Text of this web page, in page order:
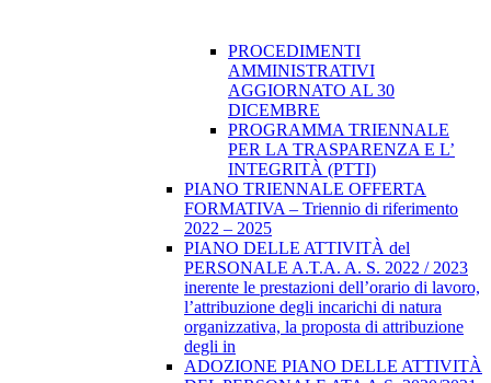
PROCEDIMENTI
AMMINISTRATIVI
AGGIORNATO AL 30
DICEMBRE
PROGRAMMA TRIENNALE
PER LA TRASPARENZA E L’
INTEGRITÀ (PTTI)
PIANO TRIENNALE OFFERTA
FORMATIVA – Triennio di riferimento
2022 – 2025
PIANO DELLE ATTIVITÀ del
PERSONALE A.T.A. A. S. 2022 / 2023
inerente le prestazioni dell’orario di lavoro,
l’attribuzione degli incarichi di natura
organizzativa, la proposta di attribuzione
degli in
ADOZIONE PIANO DELLE ATTIVITÀ